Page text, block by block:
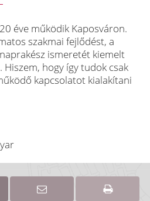
éve működik Kaposváron.
szakmai fejlődést, a
ismeretét kiemelt
hogy így tudok csak
kapcsolatot kialakítani